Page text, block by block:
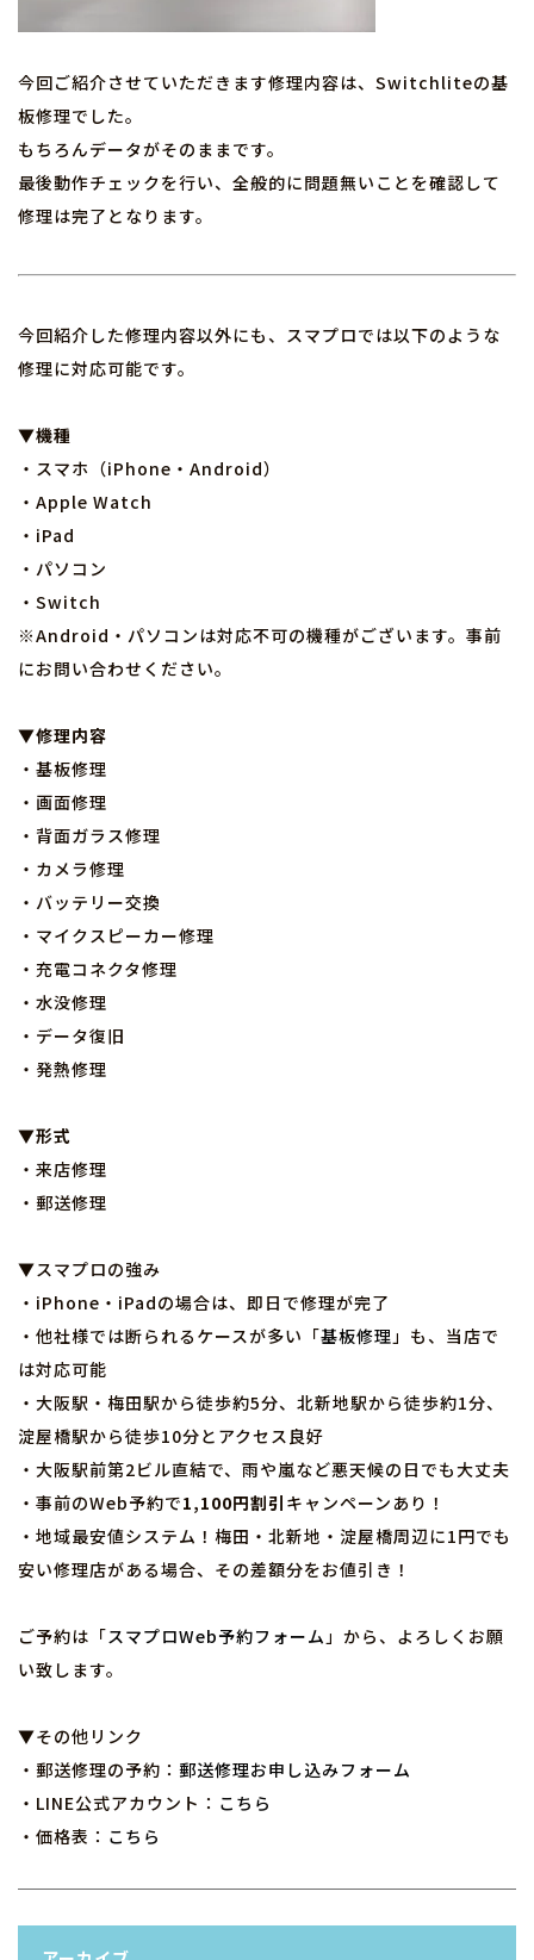
今回ご紹介させていただきます修理内容は、Switchliteの基
板修理でした。
もちろんデータがそのままです。
最後動作チェックを行い、全般的に問題無いことを確認して
修理は完了となります。
今回紹介した修理内容以外にも、スマプロでは以下のような
修理に対応可能です。
▼機種
・スマホ（iPhone・Android）
・Apple Watch
・iPad
・パソコン
・Switch
※Android・パソコンは対応不可の機種がございます。事前
にお問い合わせください。
▼修理内容
・基板修理
・画面修理
・背面ガラス修理
・カメラ修理
・バッテリー交換
・マイクスピーカー修理
・充電コネクタ修理
・水没修理
・データ復旧
・発熱修理
▼形式
・来店修理
・郵送修理
▼スマプロの強み
・iPhone・iPadの場合は、即日で修理が完了
・他社様では断られるケースが多い「基板修理」も、当店で
は対応可能
・大阪駅・梅田駅から徒歩約5分、北新地駅から徒歩約1分、
淀屋橋駅から徒歩10分とアクセス良好
・大阪駅前第2ビル直結で、雨や嵐など悪天候の日でも大丈夫
・事前のWeb予約で1,100円割引 キャンペーンあり！
・地域最安値システム！梅田・北新地・淀屋橋周辺に1円でも
安い修理店がある場合、その差額分をお値引き！
ご予約は「スマプロWeb予約フォーム」から、よろしくお願
い致します。
▼その他リンク
・郵送修理の予約： 郵送修理お申し込みフォーム
・LINE公式アカウント： こちら
・価格表： こちら